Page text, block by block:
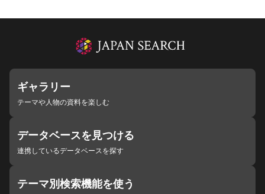
ギャラリー
テーマや人物の資料を楽しむ
データベースを見つける
連携しているデータベースを探す
テーマ別検索機能を使う